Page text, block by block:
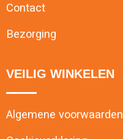
Contact
Bezorging
VEILIG WINKELEN
Algemene voorwaarden